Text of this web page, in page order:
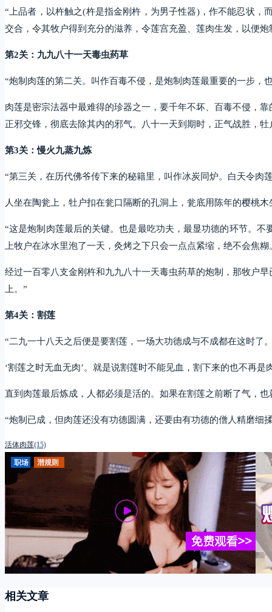
“上品者，以杵触之(杵是指金刚杵，为男子性器)，作不能忍状
交合，令其牧户得到充分的滋养，令莲宫充盈、莲肉生发，以便炮
第2关：九九八十一天毒虫药草
“炮制肉莲的第二关。叫作百毒不侵，是炮制肉莲最重要的一步，
肉莲是密宗法器中最难得的珍器之一，要千年不坏、百毒不侵，
正邪交锋，彻底去除其内的邪气。八十一天到期时，正气战胜，
第3关：慢火九蒸九炼
“第三关，在历代佛爷传下来的秘籍里，叫作冰炭同炉。白天令
人坐在陶瓮上，牡户扣在瓮口隔断的孔洞上，瓮底用陈年的樱桃
“这是炮制肉莲最后的关键。也是最吃功夫，最显功德的环节。
上牧户在冰水里泡了一天，灸烤之下只会一点点紧缩，绝不会焦糊
经过一百零八支金刚杵和九九八十一天毒虫药草的炮制，那牧户
上。”
第4关：割莲
“二九一十八天之后便是要割莲，一场大功德成与不成都在这时了
‘割莲之时无血无肉’。就是说割莲时不能见血，割下来的也不再
直到肉莲最后炼成，人都必须是活的。如果在割莲之前断了气，也
“炮制已成，但肉莲还没有功德圆满，还要由有功德的僧人精磨
活体肉莲(15)
相关文章